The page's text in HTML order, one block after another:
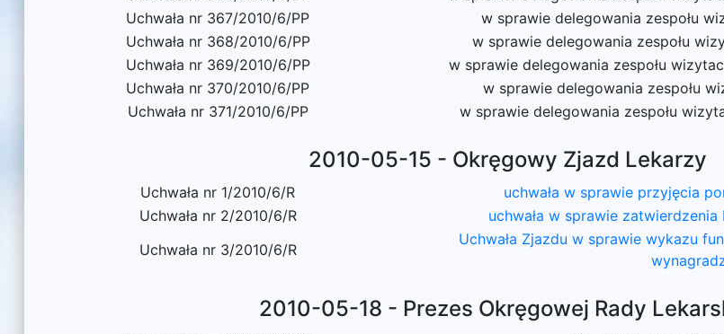
Uchwała nr 367/2010/6/PP
w sprawie delegowania zespołu
Uchwała nr 368/2010/6/PP
w sprawie delegowania zespołu
Uchwała nr 369/2010/6/PP
w sprawie delegowania zespołu
Uchwała nr 370/2010/6/PP
w sprawie delegowania zespołu
Uchwała nr 371/2010/6/PP
w sprawie delegowania zespołu
2010-05-15 - Okręgowy Zjazd Lekarzy
Uchwała nr 1/2010/6/R
uchwała w sprawie przyjęcia
Uchwała nr 2/2010/6/R
uchwała w sprawie zatwierdzenia
Uchwała nr 3/2010/6/R
Uchwała Zjazdu w sprawie wykazu
2010-05-18 - Prezes Okręgowej Rady